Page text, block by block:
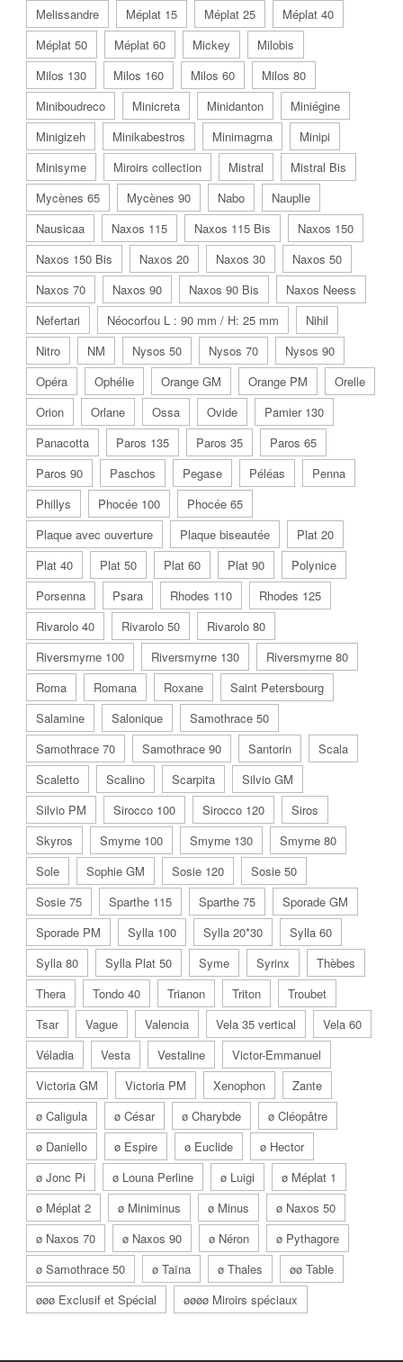
Melissandre
Méplat 15 Méplat 25
Méplat 40
Méplat 50
Méplat 60 Mickey
Milobis
Milos 130
Milos 160 Milos 60
Milos 80
Miniboudreco
Minicreta Minidanton
Miniégine
Minigizeh
Minikabestros Minimagma
Minipi
Minisyme
Miroirs collection Mistral
Mistral Bis
Mycènes 65
Mycènes 90 Nabo
Nauplie
Nausicaa
Naxos 115 Naxos 115 Bis
Naxos 150
Naxos 150 Bis
Naxos 20 Naxos 30
Naxos 50
Naxos 70
Naxos 90 Naxos 90 Bis
Naxos Neess
Nefertari
Néocorfou L : 90 mm / H: 25 mm
Nihil
Nitro
NM Nysos 50 Nysos 70
Nysos 90
Opéra
Ophélie Orange GM Orange PM
Orelle
Orion
Orlane Ossa Ovide
Pamier 130
Panacotta
Paros 135 Paros 35
Paros 65
Paros 90
Paschos Pegase Péléas
Penna
Phillys
Phocée 100
Phocée 65
Plaque avec ouverture
Plaque biseautée
Plat 20
Plat 40
Plat 50 Plat 60 Plat 90
Polynice
Porsenna
Psara Rhodes 110
Rhodes 125
Rivarolo 40
Rivarolo 50
Rivarolo 80
Riversmyrne 100
Riversmyrne 130
Riversmyrne 80
Roma
Romana Roxane
Saint Petersbourg
Salamine
Salonique
Samothrace 50
Samothrace 70
Samothrace 90 Santorin
Scala
Scaletto
Scalino Scarpita
Silvio GM
Silvio PM
Sirocco 100 Sirocco 120
Siros
Skyros
Smyrne 100 Smyrne 130
Smyrne 80
Sole
Sophie GM Sosie 120
Sosie 50
Sosie 75
Sparthe 115 Sparthe 75
Sporade GM
Sporade PM
Sylla 100 Sylla 20*30
Sylla 60
Sylla 80
Sylla Plat 50 Syme Syrinx
Thèbes
Thera
Tondo 40 Trianon Triton
Troubet
Tsar
Vague Valencia Vela 35 vertical
Vela 60
Véladia
Vesta Vestaline
Victor-Emmanuel
Victoria GM
Victoria PM Xenophon
Zante
ø Caligula
ø César ø Charybde
ø Cléopâtre
ø Daniello
ø Espire ø Euclide
ø Hector
ø Jonc Pi
ø Louna Perline ø Luigi
ø Méplat 1
ø Méplat 2
ø Miniminus ø Minus
ø Naxos 50
ø Naxos 70
ø Naxos 90 ø Néron
ø Pythagore
ø Samothrace 50
ø Taïna ø Thales
øø Table
øøø Exclusif et Spécial
øøøø Miroirs spéciaux